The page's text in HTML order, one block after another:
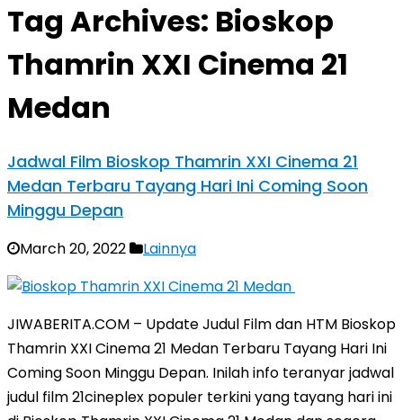
Tag Archives: Bioskop
Thamrin XXI Cinema 21
Medan
Jadwal Film Bioskop Thamrin XXI Cinema 21
Medan Terbaru Tayang Hari Ini Coming Soon
Minggu Depan
March 20, 2022 Lainnya
JIWABERITA.COM – Update Judul Film dan HTM Bioskop
Thamrin XXI Cinema 21 Medan Terbaru Tayang Hari Ini
Coming Soon Minggu Depan. Inilah info teranyar jadwal
judul film 21cineplex populer terkini yang tayang hari ini